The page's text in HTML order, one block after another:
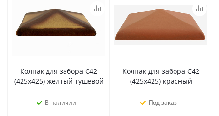
Колпак для забора С42
(425х425) желтый тушевой
В наличии
Колпак для забора С42
(425х425) красный
Под заказ